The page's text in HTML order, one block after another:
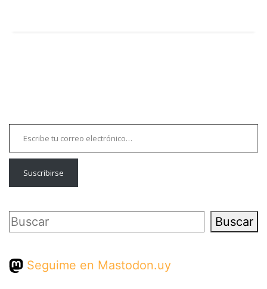
Escribe tu correo electrónico…
Suscribirse
Buscar Buscar
Seguime en Mastodon.uy